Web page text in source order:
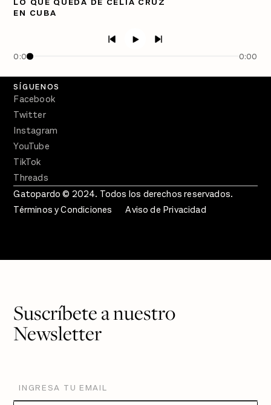
EN CUBA
0:00 0:00
PÓDCASTS
Crecer en Distopía
SÍGUENOS
Facebook
Twitter
Instagram
YouTube
TikTok
Threads
Gatopardo © 2024. Todos los derechos reservados.
Términos y Condiciones
Aviso de Privacidad
Suscríbete a nuestro
Newsletter